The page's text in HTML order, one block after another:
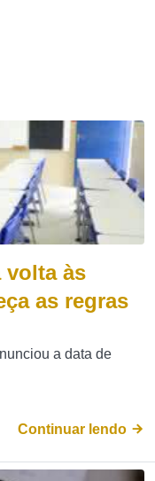
volta às
as regras
a data de
Continuar lendo